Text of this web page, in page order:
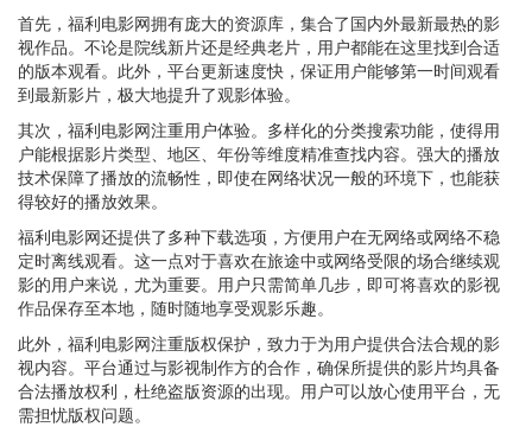
首先，福利电影网拥有庞大的资源库，集合了国内外最新最热的影
视作品。不论是院线新片还是经典老片，用户都能在这里找到合适
的版本观看。此外，平台更新速度快，保证用户能够第一时间观看
到最新影片，极大地提升了观影体验。
其次，福利电影网注重用户体验。多样化的分类搜索功能，使得用
户能根据影片类型、地区、年份等维度精准查找内容。强大的播放
技术保障了播放的流畅性，即使在网络状况一般的环境下，也能获
得较好的播放效果。
福利电影网还提供了多种下载选项，方便用户在无网络或网络不稳
定时离线观看。这一点对于喜欢在旅途中或网络受限的场合继续观
影的用户来说，尤为重要。用户只需简单几步，即可将喜欢的影视
作品保存至本地，随时随地享受观影乐趣。
此外，福利电影网注重版权保护，致力于为用户提供合法合规的影
视内容。平台通过与影视制作方的合作，确保所提供的影片均具备
合法播放权利，杜绝盗版资源的出现。用户可以放心使用平台，无
需担忧版权问题。